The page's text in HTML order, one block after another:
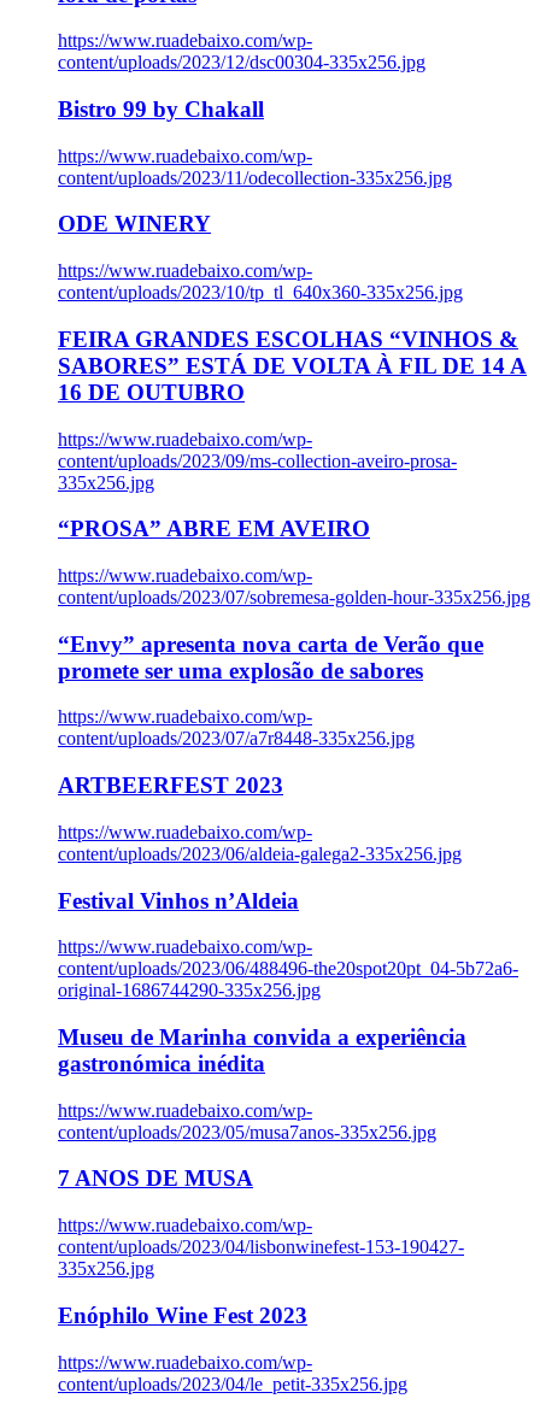
https://www.ruadebaixo.com/wp-
content/uploads/2023/12/dsc00304-335x256.jpg
Bistro 99 by Chakall
https://www.ruadebaixo.com/wp-
content/uploads/2023/11/odecollection-335x256.jpg
ODE WINERY
https://www.ruadebaixo.com/wp-
content/uploads/2023/10/tp_tl_640x360-335x256.jpg
FEIRA GRANDES ESCOLHAS “VINHOS &
SABORES” ESTÁ DE VOLTA À FIL DE 14 A
16 DE OUTUBRO
https://www.ruadebaixo.com/wp-
content/uploads/2023/09/ms-collection-aveiro-prosa-
335x256.jpg
“PROSA” ABRE EM AVEIRO
https://www.ruadebaixo.com/wp-
content/uploads/2023/07/sobremesa-golden-hour-335x256.jpg
“Envy” apresenta nova carta de Verão que
promete ser uma explosão de sabores
https://www.ruadebaixo.com/wp-
content/uploads/2023/07/a7r8448-335x256.jpg
ARTBEERFEST 2023
https://www.ruadebaixo.com/wp-
content/uploads/2023/06/aldeia-galega2-335x256.jpg
Festival Vinhos n’Aldeia
https://www.ruadebaixo.com/wp-
content/uploads/2023/06/488496-the20spot20pt_04-5b72a6-
original-1686744290-335x256.jpg
Museu de Marinha convida a experiência
gastronómica inédita
https://www.ruadebaixo.com/wp-
content/uploads/2023/05/musa7anos-335x256.jpg
7 ANOS DE MUSA
https://www.ruadebaixo.com/wp-
content/uploads/2023/04/lisbonwinefest-153-190427-
335x256.jpg
Enóphilo Wine Fest 2023
https://www.ruadebaixo.com/wp-
content/uploads/2023/04/le_petit-335x256.jpg